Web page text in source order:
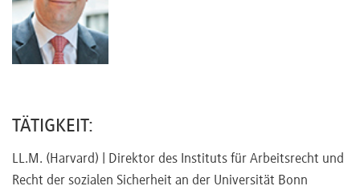
e-
Learnings
TÄTIGKEIT:
LL.M. (Harvard) | Direktor des Instituts für Arbeitsrecht und
Recht der sozialen Sicherheit an der Universität Bonn